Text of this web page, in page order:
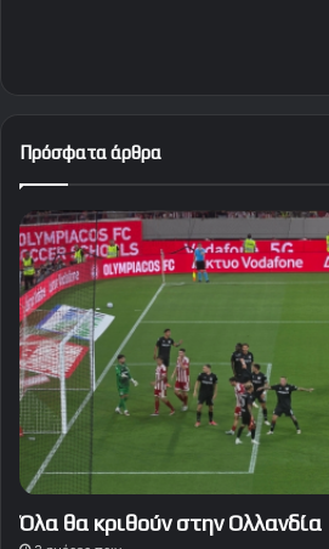
Πρόσφατα άρθρα
Όλα θα κριθούν στην Ολλανδία